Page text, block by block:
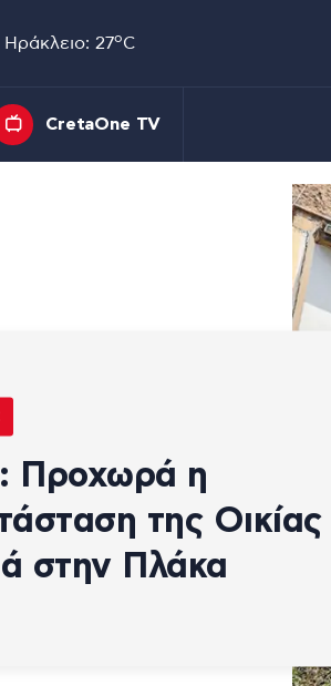
Ηράκλειο: 27oC
CretaOne TV
Προχωρά η
της Οικίας
στην Πλάκα